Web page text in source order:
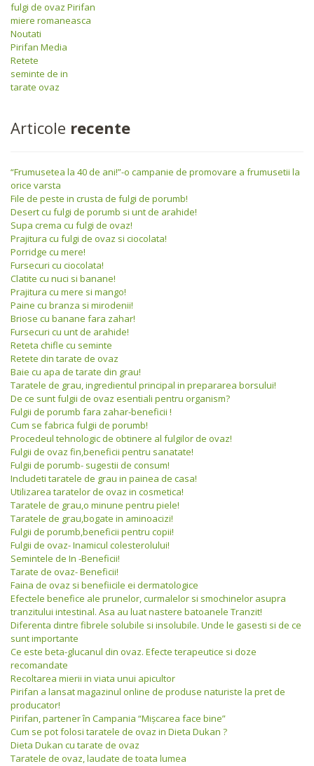
fulgi de ovaz Pirifan
miere romaneasca
Noutati
Pirifan Media
Retete
seminte de in
tarate ovaz
Articole recente
“Frumusetea la 40 de ani!”-o campanie de promovare a frumusetii la
orice varsta
File de peste in crusta de fulgi de porumb!
Desert cu fulgi de porumb si unt de arahide!
Supa crema cu fulgi de ovaz!
Prajitura cu fulgi de ovaz si ciocolata!
Porridge cu mere!
Fursecuri cu ciocolata!
Clatite cu nuci si banane!
Prajitura cu mere si mango!
Paine cu branza si mirodenii!
Briose cu banane fara zahar!
Fursecuri cu unt de arahide!
Reteta chifle cu seminte
Retete din tarate de ovaz
Baie cu apa de tarate din grau!
Taratele de grau, ingredientul principal in prepararea borsului!
De ce sunt fulgii de ovaz esentiali pentru organism?
Fulgii de porumb fara zahar-beneficii !
Cum se fabrica fulgii de porumb!
Procedeul tehnologic de obtinere al fulgilor de ovaz!
Fulgii de ovaz fin,beneficii pentru sanatate!
Fulgii de porumb- sugestii de consum!
Includeti taratele de grau in painea de casa!
Utilizarea taratelor de ovaz in cosmetica!
Taratele de grau,o minune pentru piele!
Taratele de grau,bogate in aminoacizi!
Fulgii de porumb,beneficii pentru copii!
Fulgii de ovaz- Inamicul colesterolului!
Semintele de In -Beneficii!
Tarate de ovaz- Beneficii!
Faina de ovaz si benefiicile ei dermatologice
Efectele benefice ale prunelor, curmalelor si smochinelor asupra
tranzitului intestinal. Asa au luat nastere batoanele Tranzit!
Diferenta dintre fibrele solubile si insolubile. Unde le gasesti si de ce
sunt importante
Ce este beta-glucanul din ovaz. Efecte terapeutice si doze
recomandate
Recoltarea mierii in viata unui apicultor
Pirifan a lansat magazinul online de produse naturiste la pret de
producator!
Pirifan, partener în Campania “Mişcarea face bine”
Cum se pot folosi taratele de ovaz in Dieta Dukan ?
Dieta Dukan cu tarate de ovaz
Taratele de ovaz, laudate de toata lumea